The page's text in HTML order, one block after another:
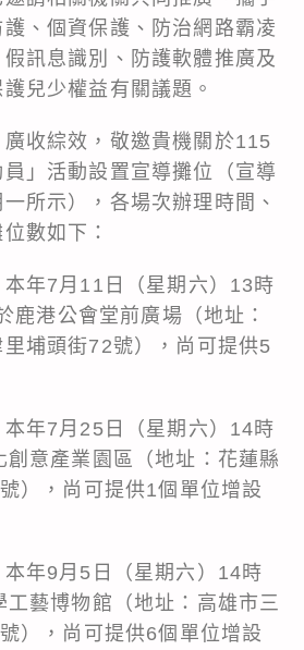
、個資保護、防治網路霸凌
訊息識別、防護軟體推廣及
兒少權益有關議題。
收綜效，敬邀貴機關於115
」活動設置宣導攤位（宣導
所示），各場次辦理時間、
數如下：
本年7月11日（星期六）13時
鹿港公會堂前廣場（地址：
埔頭街72號），尚可提供5
本年7月25日（星期六）14時
意產業園區（地址：花蓮縣
），尚可提供1個單位增設
本年9月5日（星期六）14時
藝博物館（地址：高雄市三
），尚可提供6個單位增設